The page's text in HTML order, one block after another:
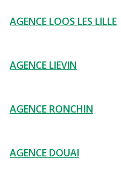
AGENCE LOOS LES LILLE
AGENCE LIEVIN
AGENCE RONCHIN
AGENCE DOUAI